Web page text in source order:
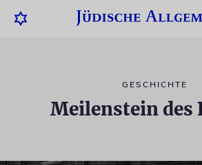
GESCHICHTE
Meilenstein des